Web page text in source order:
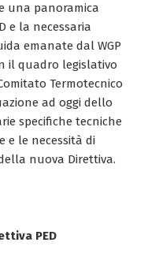
una panoramica
e la necessaria
emanate dal WGP
il quadro legislativo
Termotecnico
ad oggi dello
specifiche tecniche
e le necessità di
nuova Direttiva.
PED